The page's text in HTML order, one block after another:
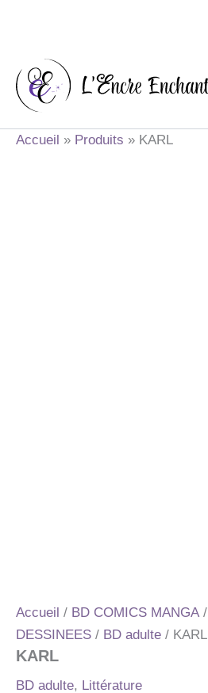
contenu
Accueil Produits KARL
Accueil / BD COMICS MANGA /
DESSINEES / BD adulte / KARL
KARL
BD adulte, Littérature